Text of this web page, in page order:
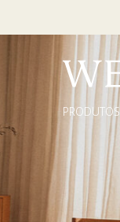
PRODUTOS